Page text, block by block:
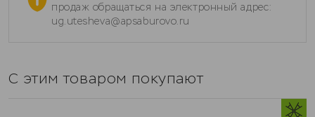
продаж обращаться на электронный адрес:
ug.utesheva@apsaburovo.ru
С этим товаром покупают